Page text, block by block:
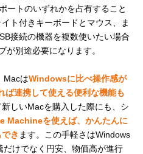
ートのいずれかを占有すること
ト付きキーボードとマウス、ま
接続の機器を複数使いたい場合
が別途必要になります。
MacはWindowsに比べ操作感が
連携して使える便利な機能も
しいMacを購入した際にも、シ
Machineを使えば、かんたんに
き ます。この手軽さはWindows
けでなく円安、物価高が進行